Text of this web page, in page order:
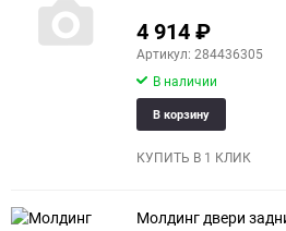
4 914₽
Артикул: 284436305
В наличии
В корзину
КУПИТЬ В 1 КЛИК
Молдинг двери